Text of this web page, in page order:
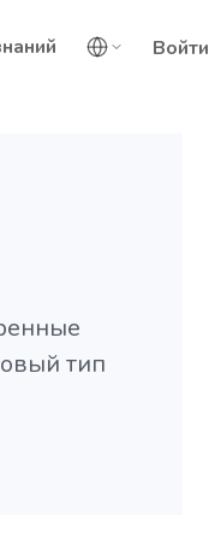
Войти
тип